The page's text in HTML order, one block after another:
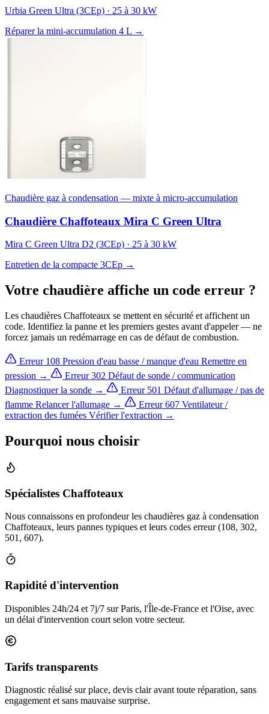
Urbia Green Ultra (3CEp) · 25 à 30 kW
Réparer la mini-accumulation 4 L →
Chaudière gaz à condensation — mixte à micro-accumulation
Chaudière Chaffoteaux Mira C Green Ultra
Mira C Green Ultra D2 (3CEp) · 25 à 30 kW
Entretien de la compacte 3CEp →
Votre chaudière affiche un code erreur ?
Les chaudières Chaffoteaux se mettent en sécurité et affichent un
code. Identifiez la panne et les premiers gestes avant d'appeler — ne
forcez jamais un redémarrage en cas de défaut de combustion.
Erreur 108 Pression d'eau basse / manque d'eau Remettre en
pression →
Erreur 302 Défaut de sonde / communication
Diagnostiquer la sonde →
Erreur 501 Défaut d'allumage / pas de
flamme Relancer l'allumage → Erreur 607 Ventilateur /
extraction des fumées Vérifier l'extraction →
Pourquoi nous choisir
Spécialistes Chaffoteaux
Nous connaissons en profondeur les chaudières gaz à condensation
Chaffoteaux, leurs pannes typiques et leurs codes erreur (108, 302,
501, 607).
Rapidité d'intervention
Disponibles 24h/24 et 7j/7 sur Paris, l'Île-de-France et l'Oise, avec
un délai d'intervention court selon votre secteur.
Tarifs transparents
Diagnostic réalisé sur place, devis clair avant toute réparation, sans
engagement et sans mauvaise surprise.